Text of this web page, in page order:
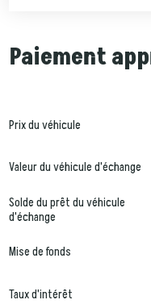
Paiement
Prix du véhicule
Valeur du véhicule d'échange
Solde du prêt du véhicule
d'échange
Mise de fonds
Taux d'intérêt